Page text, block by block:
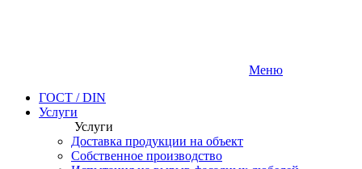
Меню
ГОСТ / DIN
Услуги
Услуги
Доставка продукции на объект
Собственное производство